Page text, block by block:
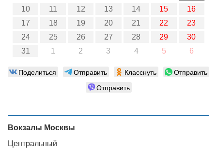
10
11 12 13 14 15
16
17
18 19 20 21 22
23
24
25 26 27 28 29
30
31
1 2 3 4 5 6
Поделиться Отправить Класснуть
Отправить
Отправить
Вокзалы Москвы
Центральный